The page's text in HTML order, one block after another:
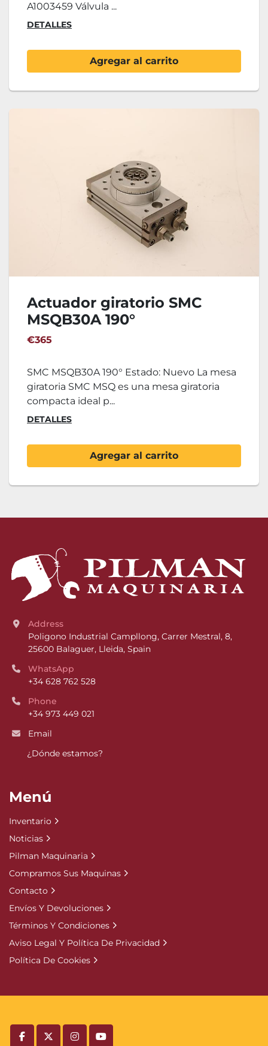
A1003459 Válvula ...
DETALLES
Agregar al carrito
Actuador giratorio SMC
MSQB30A 190°
€365
SMC MSQB30A 190° Estado: Nuevo La mesa
giratoria SMC MSQ es una mesa giratoria
compacta ideal p...
DETALLES
Agregar al carrito
facebooktwitterinstagramyoutube
Address
Poligono Industrial Campllong, Carrer Mestral, 8,
25600 Balaguer, Lleida, Spain
WhatsApp
+34 628 762 528
Phone
+34 973 449 021
Email
¿Dónde estamos?
Menú
Inventario
Noticias
Pilman Maquinaria
Compramos Sus Maquinas
Contacto
Envíos Y Devoluciones
Términos Y Condiciones
Aviso Legal Y Política De Privacidad
Política De Cookies